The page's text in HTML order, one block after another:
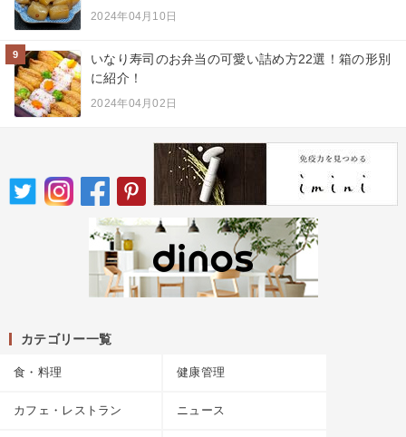
2024年04月10日
9
いなり寿司のお弁当の可愛い詰め方22選！箱の形別
に紹介！
2024年04月02日
カテゴリー一覧
食・料理 健康管理
カフェ・レストラン ニュース